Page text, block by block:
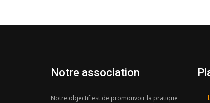
Notre association
Notre objectif est de promouvoir la pratique